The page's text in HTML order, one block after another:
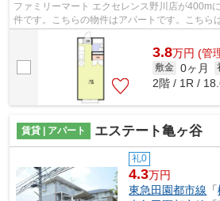
ファミリーマート エクセレンス野川店が400m
件です。こちらの物件はアパートです。こちら
いいただける物件なので、支払い手続き...
3.8万円 (管
敷金 0ヶ月
2階 / 1R /
賃貸 | アパート エステート亀ヶ谷
礼0
4.3万円
東急田園都市線 「